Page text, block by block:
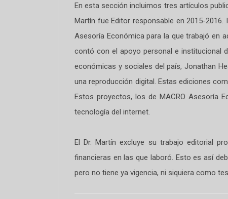
En esta sección incluimos tres artículos
Martín fue Editor responsable en 2015-
Asesoría Económica para la que trabajó en
contó con el apoyo personal e institucional
económicas y sociales del país, Jonathan
una reproducción digital. Estas ediciones
Estos proyectos, los de MACRO Asesoría
tecnología del internet.
El Dr. Martín excluye su trabajo editorial
financieras en las que laboró. Esto es así
pero no tiene ya vigencia, ni siquiera como